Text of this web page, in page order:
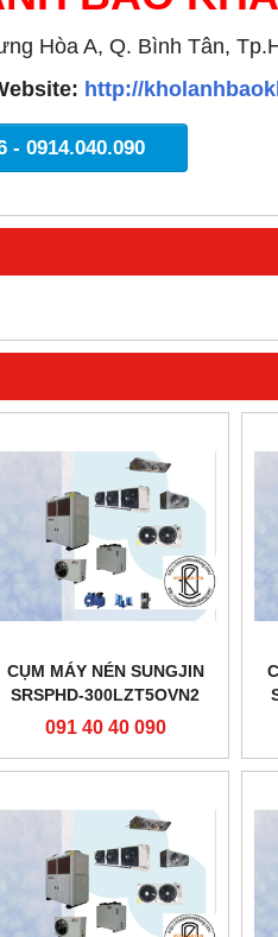
Hòa A, Q. Bình Tân,
http://
- 0914.040.090
CỤM MÁY NÉN SUNGJIN
SRSPHD-300LZT5OVN2
091 40 40 090